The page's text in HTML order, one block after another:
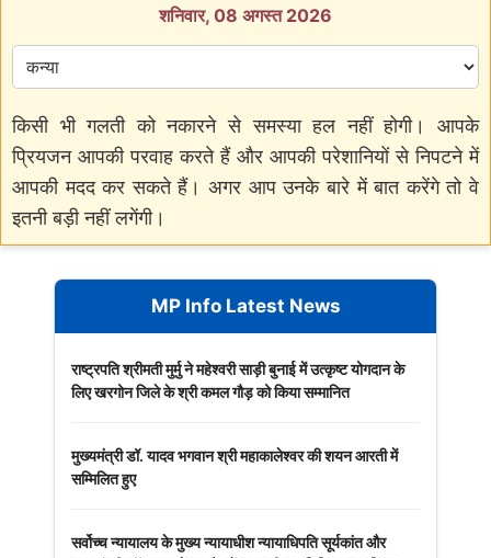
शनिवार, 08 अगस्त 2026
किसी भी गलती को नकारने से समस्या हल नहीं होगी। आपके
प्रियजन आपकी परवाह करते हैं और आपकी परेशानियों से निपटने में
आपकी मदद कर सकते हैं। अगर आप उनके बारे में बात करेंगे तो वे
इतनी बड़ी नहीं लगेंगी।
MP Info Latest News
राष्ट्रपति श्रीमती मुर्मु ने महेश्वरी साड़ी बुनाई में उत्कृष्ट योगदान के
लिए खरगोन जिले के श्री कमल गौड़ को किया सम्मानित
मुख्यमंत्री डॉ. यादव भगवान श्री महाकालेश्‍वर की शयन आरती में
सम्मिलित हुए
सर्वोच्च न्यायालय के मुख्‍य न्‍यायाधीश न्यायाधिपति सूर्यकांत और